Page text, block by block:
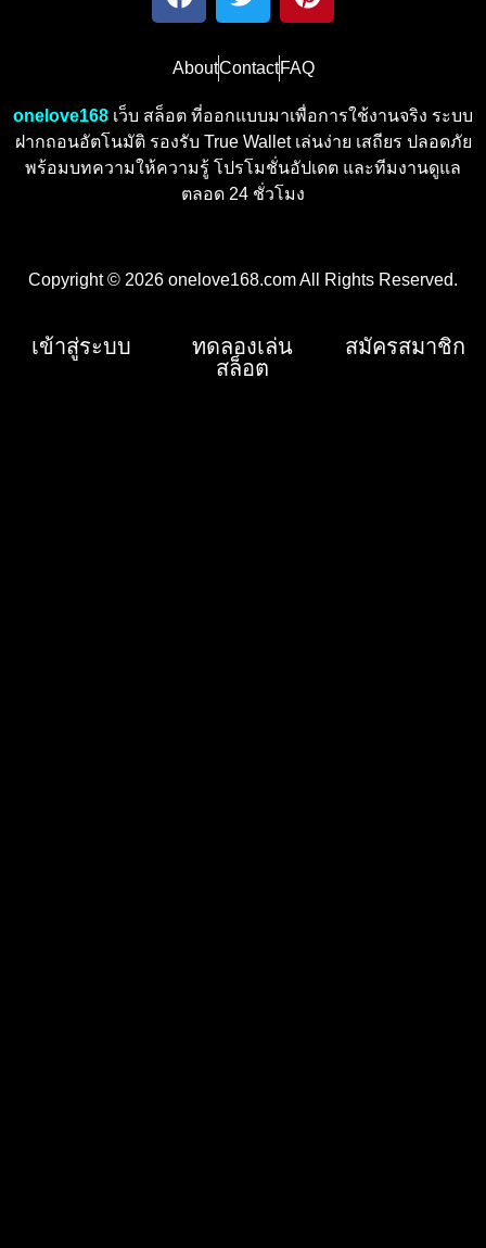
AboutContact FAQ
onelove168 เว็บ สล็อต ที่ออกแบบมาเพื่อการใช้งานจริง ระบบ
ฝากถอนอัตโนมัติ รองรับ True Wallet เล่นง่าย เสถียร ปลอดภัย
พร้อมบทความให้ความรู้ โปรโมชั่นอัปเดต และทีมงานดูแล
ตลอด 24 ชั่วโมง
Copyright © 2026 onelove168.com All Rights Reserved.
เข้าสู่ระบบ
ทดลองเล่น
สล็อต
สมัครสมาชิก